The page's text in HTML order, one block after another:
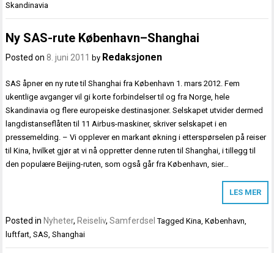
Skandinavia
Ny SAS-rute København–Shanghai
Posted on 8. juni 2011 by Redaksjonen
SAS åpner en ny rute til Shanghai fra København 1. mars 2012. Fem
ukentlige avganger vil gi korte forbindelser til og fra Norge, hele
Skandinavia og flere europeiske destinasjoner. Selskapet utvider dermed
langdistanseflåten til 11 Airbus-maskiner, skriver selskapet i en
pressemelding. – Vi opplever en markant økning i etterspørselen på reiser
til Kina, hvilket gjør at vi nå oppretter denne ruten til Shanghai, i tillegg til
den populære Beijing-ruten, som også går fra København, sier…
LES MER
Posted in Nyheter, Reiseliv,Samferdsel TaggedKina ,København
luftfart ,SAS ,Shanghai